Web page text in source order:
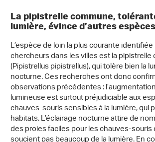
La pipistrelle commune,
lumière, évince d’autres espèces
L’espèce de loin la plus courante
chercheurs dans les villes est la
(Pipistrellus pipistrellus), qui tolère bien la
nocturne. Ces recherches ont donc
observations précédentes :
lumineuse est surtout préjudiciable aux
chauves-souris sensibles à la lumière, qui
habitats. L’éclairage nocturne attire de
des proies faciles pour les chauves-souris